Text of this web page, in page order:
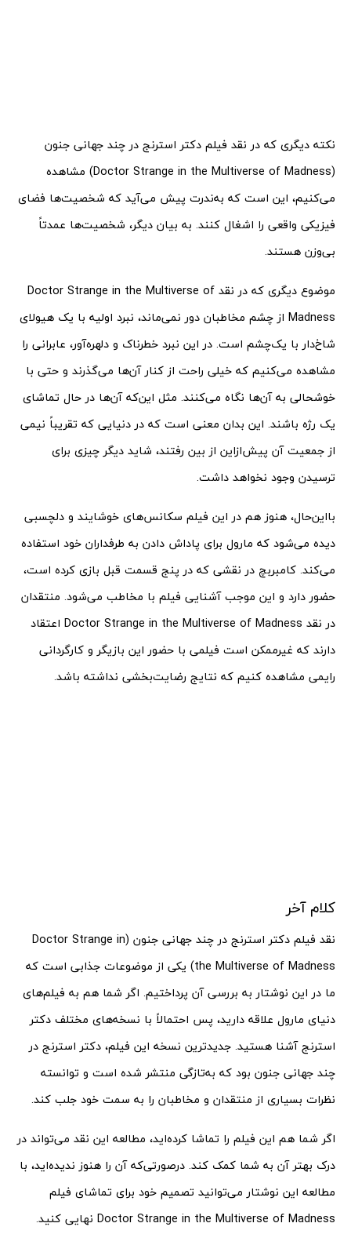
نکته دیگری که در نقد فیلم دکتر استرنج در چند جهانی جنون
(Doctor Strange in the Multiverse of Madness) مشاهده
می‌کنیم، این است که به‌ندرت پیش می‌آید که شخصیت‌ها فضای
فیزیکی واقعی را اشغال کنند. به بیان دیگر، شخصیت‌ها عمدتاً
بی‌وزن هستند.
موضوع دیگری که در نقد Doctor Strange in the Multiverse of
Madness از چشم مخاطبان دور نمی‌ماند، نبرد اولیه با یک هیولای
شاخ‌دار با یک‌چشم است. در این نبرد خطرناک و دلهره‌آور، عابرانی را
مشاهده می‌کنیم که خیلی راحت از کنار آن‌ها می‌گذرند و حتی با
خوشحالی به آن‌ها نگاه می‌کنند. مثل این‌که آن‌ها در حال تماشای
یک رژه باشند. این بدان معنی است که در دنیایی که تقریباً نیمی
از جمعیت آن پیش‌ازاین از بین رفتند، شاید دیگر چیزی برای
ترسیدن وجود نخواهد داشت.
بااین‌حال، هنوز هم در این فیلم سکانس‌های خوشایند و دلچسبی
دیده می‌شود که مارول برای پاداش دادن به طرفداران خود استفاده
می‌کند. کامبربچ در نقشی که در پنج قسمت قبل بازی کرده است،
حضور دارد و این موجب آشنایی فیلم با مخاطب می‌شود. منتقدان
در نقد Doctor Strange in the Multiverse of Madness اعتقاد
دارند که غیرممکن است فیلمی با حضور این بازیگر و کارگردانی
رایمی مشاهده کنیم که نتایج رضایت‌بخشی نداشته باشد.
کلام آخر
نقد فیلم دکتر استرنج در چند جهانی جنون (Doctor Strange in
the Multiverse of Madness) یکی از موضوعات جذابی است که
ما در این نوشتار به بررسی آن پرداختیم. اگر شما هم به فیلم‌های
دنیای مارول علاقه دارید، پس احتمالاً با نسخه‌های مختلف دکتر
استرنج آشنا هستید. جدیدترین نسخه این فیلم، دکتر استرنج در
چند جهانی جنون بود که به‌تازگی منتشر شده است و توانسته
نظرات بسیاری از منتقدان و مخاطبان را به سمت خود جلب کند.
اگر شما هم این فیلم را تماشا کرده‌اید، مطالعه این نقد می‌تواند در
درک بهتر آن به شما کمک کند. درصورتی‌که آن را هنوز ندیده‌اید، با
مطالعه این نوشتار می‌توانید تصمیم خود برای تماشای فیلم
Doctor Strange in the Multiverse of Madness نهایی کنید.